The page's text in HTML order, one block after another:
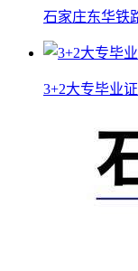
石家庄东华铁
3+2大专毕业